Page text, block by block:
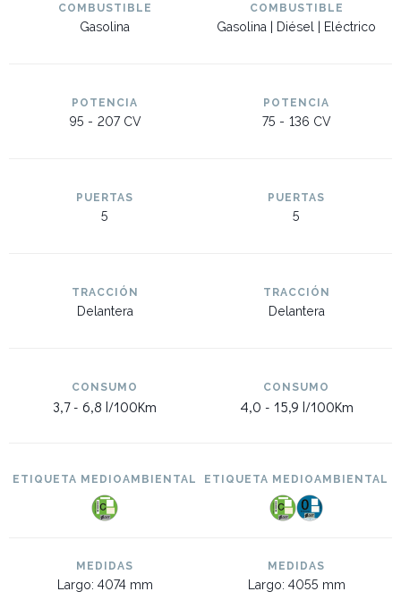
COMBUSTIBLE
Gasolina
POTENCIA
95 - 207 CV
PUERTAS
5
TRACCIÓN
Delantera
CONSUMO
3,7 - 6,8 l/100Km
ETIQUETA MEDIOAMBIENTAL
MEDIDAS
Largo: 4074 mm
COMBUSTIBLE
Gasolina | Diésel | Eléctrico
POTENCIA
75 - 136 CV
PUERTAS
5
TRACCIÓN
Delantera
CONSUMO
4,0 - 15,9 l/100Km
ETIQUETA MEDIOAMBIENTAL
MEDIDAS
Largo: 4055 mm